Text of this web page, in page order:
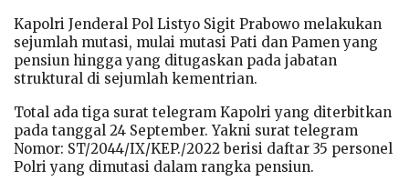
Kapolri Jenderal Pol Listyo Sigit Prabowo melakukan
sejumlah mutasi, mulai mutasi Pati dan Pamen yang
pensiun hingga yang ditugaskan pada jabatan
struktural di sejumlah kementrian.
Total ada tiga surat telegram Kapolri yang diterbitkan
pada tanggal 24 September. Yakni surat telegram
Nomor: ST/2044/IX/KEP./2022 berisi daftar 35 personel
Polri yang dimutasi dalam rangka pensiun.